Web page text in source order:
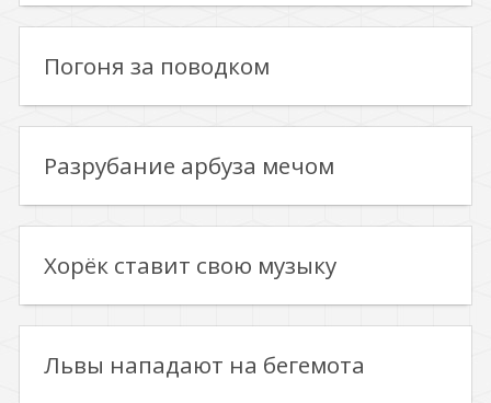
Погоня за поводком
Разрубание арбуза мечом
Хорёк ставит свою музыку
Львы нападают на бегемота